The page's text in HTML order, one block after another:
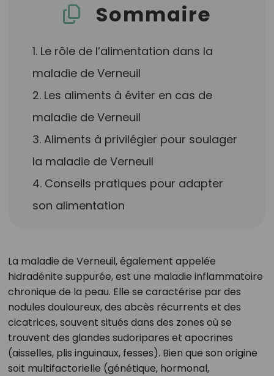
Sommaire
1. Le rôle de l’alimentation dans la
maladie de Verneuil
2. Les aliments à éviter en cas de
maladie de Verneuil
3. Aliments à privilégier pour soulager
la maladie de Verneuil
4. Conseils pratiques pour adapter
son alimentation
La maladie de Verneuil, également appelée
hidradénite suppurée, est une maladie inflammatoire
chronique de la peau. Elle se caractérise par des
nodules douloureux, des abcès récurrents et des
cicatrices, souvent situés dans des zones où se
trouvent des glandes sudoripares et apocrines
(aisselles, plis inguinaux, fesses). Bien que son origine
soit multifactorielle (génétique, hormonal,